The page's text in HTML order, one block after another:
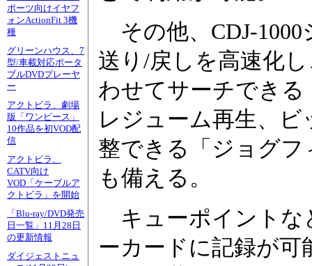
ポーツ向けイヤフ
ォンActionFit 3機
種
グリーンハウス、7
型/車載対応ポータ
ブルDVDプレーヤ
ー
アクトビラ、劇場
版「ワンピース」
10作品を初VOD配
信
アクトビラ、
CATV向け
VOD「ケーブルア
クトビラ」を開始
「Blu-ray/DVD発売
日一覧」11月28日
の更新情報
ダイジェストニュ
その他、CDJ-1000
送り/戻しを高速化
わせてサーチでき
レジューム再生、
整できる「ジョグ
も備える。
キューポイントな
ーカードに記録が可